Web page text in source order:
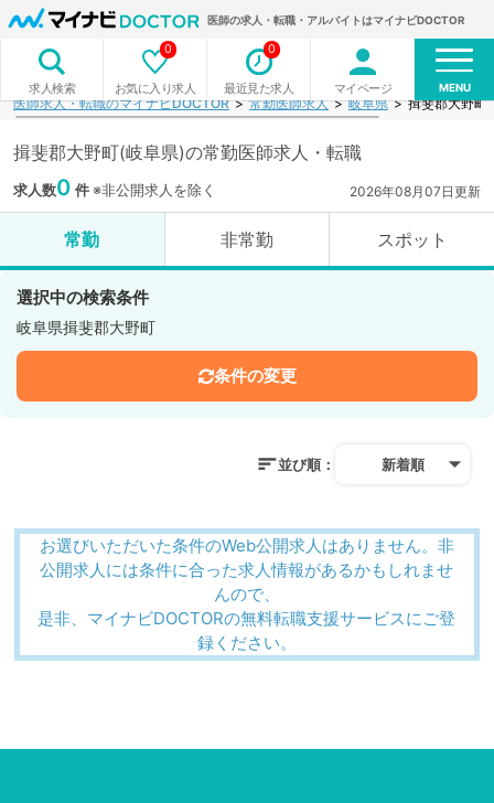
医師の求人・転職・アルバイトはマイナビDOCTOR
求人検索 お気に入り求人
0
最近見た求人
0
マイページ MENU
医師求人・転職のマイナビDOCTOR 常勤医師求人 岐阜県 揖斐郡大野町
揖斐郡大野町(岐阜県)の常勤医師求人・転職
求人数0 件※非公開求人を除く 2026年08月07日更新
常勤 非常勤 スポット
選択中の検索条件
岐阜県揖斐郡大野町
条件の変更
並び順： 新着順
お選びいただいた条件のWeb公開求人はありません。非
公開求人には条件に合った求人情報があるかもしれませ
んので、
是非、マイナビDOCTORの無料転職支援サービスにご登
録ください。